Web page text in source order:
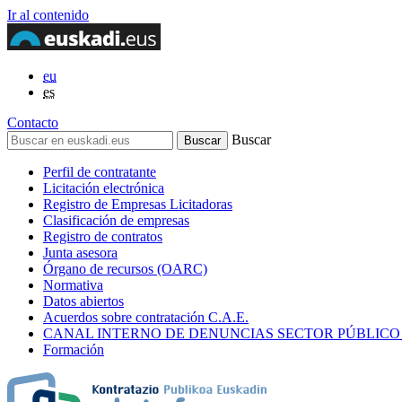
Ir al contenido
eu
es
Contacto
Buscar
Perfil de contratante
Licitación electrónica
Registro de Empresas Licitadoras
Clasificación de empresas
Registro de contratos
Junta asesora
Órgano de recursos (OARC)
Normativa
Datos abiertos
Acuerdos sobre contratación C.A.E.
CANAL INTERNO DE DENUNCIAS SECTOR
Formación